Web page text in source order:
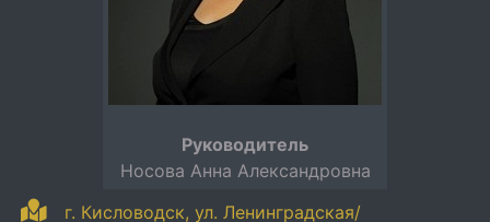
г. Кисловодск, ул. Ленинградская/
Руководитель
Носова Анна Александровна